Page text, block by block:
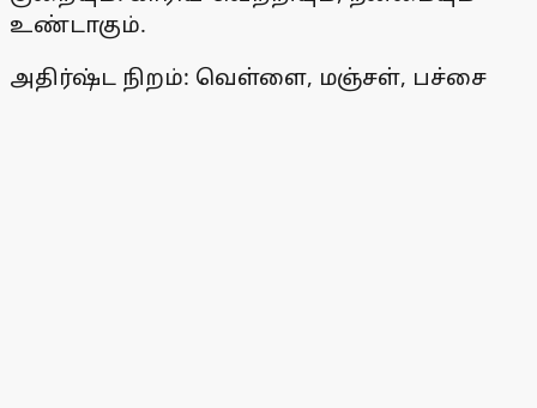
உண்டாகும்.
அதிர்ஷ்ட நிறம்: வெள்ளை, மஞ்சள், பச்சை